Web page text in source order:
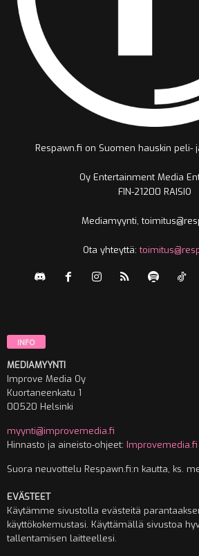
Respawn.fi on Suomen hauskin peli-
Oy Entertainment Media
FIN-21200 RAISIO
Mediamyynti,
Ota yhteyttä:
INFO
MEDIAMYYNTI
Improve Media Oy
Kuortaneenkatu 1
00520 Helsinki
myynti@improvemedia.fi
Hinnasto ja aineisto-ohjeet: Improvemedia.fi
Suora neuvottelu Respawn.fi:n kautta, ks.
EVÄSTEET
Käytämme sivustolla evästeitä
käyttökokemustasi. Käyttämällä sivustoa
tallentamisen laitteellesi.